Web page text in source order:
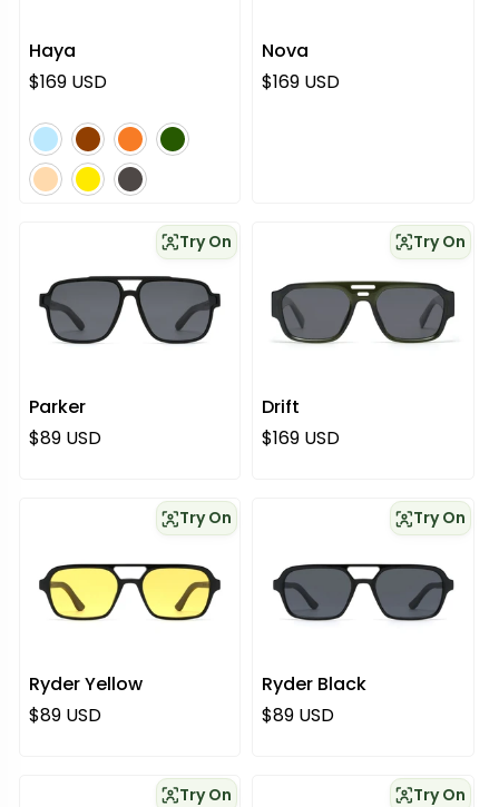
Haya
Regulärer Preis
$169 USD
blau braun orange grün
rosa gelb grau
Nova
Regulärer Preis
$169 USD
Parker
Try On
Regulärer Preis
$89 USD
Drift
Try On
Regulärer Preis
$169 USD
Ryder Yellow
Try On
Regulärer Preis
$89 USD
Ryder Black
Try On
Regulärer Preis
$89 USD
Try On Try On